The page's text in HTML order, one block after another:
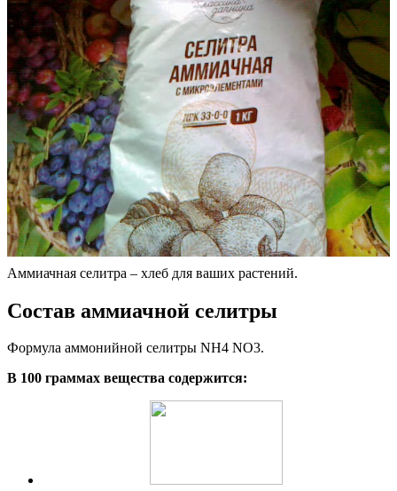
Аммиачная селитра – хлеб для ваших растений.
Состав аммиачной селитры
Формула аммонийной селитры NH4 NO3.
В 100 граммах вещества содержится: